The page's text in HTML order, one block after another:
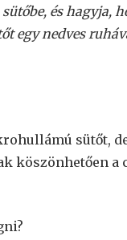
és hagyja,
egy nedves
sütőt,
köszönhetően